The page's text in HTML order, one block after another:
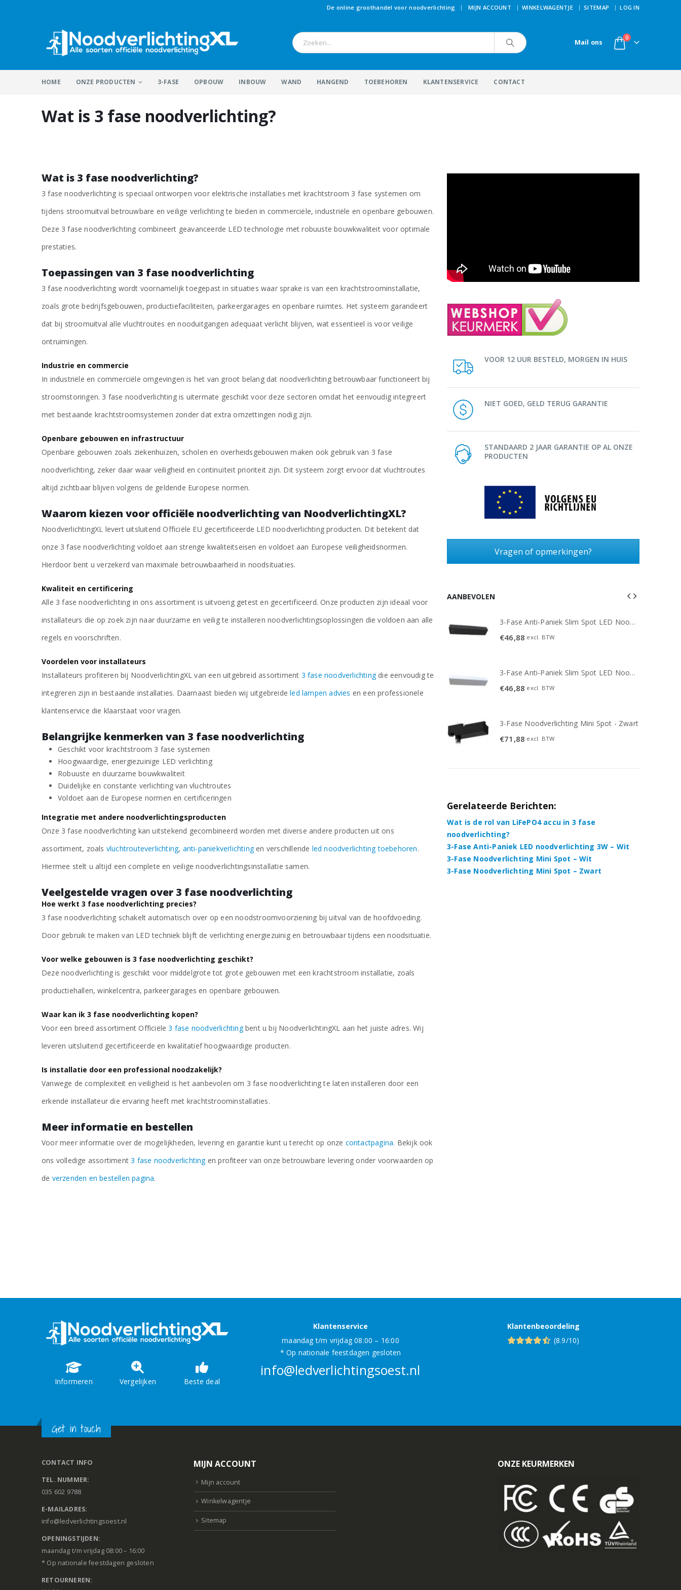
De online groothandel voor noodverlichting | MIJN ACCOUNT WINKELWAGENTJE SITEMAP LOG IN
Mail ons
0
HOME ONZE PRODUCTEN 3-FASE OPBOUW INBOUW WAND HANGEND TOEBEHOREN KLANTENSERVICE CONTACT
Wat is 3 fase noodverlichting?
Wat is 3 fase noodverlichting?
3 fase noodverlichting is speciaal ontworpen voor elektrische installaties met krachtstroom 3 fase systemen om
tijdens stroomuitval betrouwbare en veilige verlichting te bieden in commerciële, industriële en openbare gebouwen.
Deze 3 fase noodverlichting combineert geavanceerde LED technologie met robuuste bouwkwaliteit voor optimale
prestaties.
Toepassingen van 3 fase noodverlichting
3 fase noodverlichting wordt voornamelijk toegepast in situaties waar sprake is van een krachtstroominstallatie,
zoals grote bedrijfsgebouwen, productiefaciliteiten, parkeergarages en openbare ruimtes. Het systeem garandeert
dat bij stroomuitval alle vluchtroutes en nooduitgangen adequaat verlicht blijven, wat essentieel is voor veilige
ontruimingen.
Industrie en commercie
In industriële en commerciële omgevingen is het van groot belang dat noodverlichting betrouwbaar functioneert bij
stroomstoringen. 3 fase noodverlichting is uitermate geschikt voor deze sectoren omdat het eenvoudig integreert
met bestaande krachtstroomsystemen zonder dat extra omzettingen nodig zijn.
Openbare gebouwen en infrastructuur
Openbare gebouwen zoals ziekenhuizen, scholen en overheidsgebouwen maken ook gebruik van 3 fase
noodverlichting, zeker daar waar veiligheid en continuïteit prioriteit zijn. Dit systeem zorgt ervoor dat vluchtroutes
altijd zichtbaar blijven volgens de geldende Europese normen.
Waarom kiezen voor officiële noodverlichting van NoodverlichtingXL?
NoodverlichtingXL levert uitsluitend Officiële EU gecertificeerde LED noodverlichting producten. Dit betekent dat
onze 3 fase noodverlichting voldoet aan strenge kwaliteitseisen en voldoet aan Europese veiligheidsnormen.
Hierdoor bent u verzekerd van maximale betrouwbaarheid in noodsituaties.
Kwaliteit en certificering
Alle 3 fase noodverlichting in ons assortiment is uitvoerig getest en gecertificeerd. Onze producten zijn ideaal voor
installateurs die op zoek zijn naar duurzame en veilig te installeren noodverlichtingsoplossingen die voldoen aan alle
regels en voorschriften.
Voordelen voor installateurs
Installateurs profiteren bij NoodverlichtingXL van een uitgebreid assortiment 3 fase noodverlichtingdie eenvoudig te
integreren zijn in bestaande installaties. Daarnaast bieden wij uitgebreideled lampen advies en een professionele
klantenservice die klaarstaat voor vragen.
Belangrijke kenmerken van 3 fase noodverlichting
Geschikt voor krachtstroom 3 fase systemen
Hoogwaardige, energiezuinige LED verlichting
Robuuste en duurzame bouwkwaliteit
Duidelijke en constante verlichting van vluchtroutes
Voldoet aan de Europese normen en certificeringen
Integratie met andere noodverlichtingsproducten
Onze 3 fase noodverlichting kan uitstekend gecombineerd worden met diverse andere producten uit ons
assortiment, zoals vluchtrouteverlichting, anti-paniekverlichtingen verschillende led noodverlichting toebehoren.
Hiermee stelt u altijd een complete en veilige noodverlichtingsinstallatie samen.
Veelgestelde vragen over 3 fase noodverlichting
Hoe werkt 3 fase noodverlichting precies?
3 fase noodverlichting schakelt automatisch over op een noodstroomvoorziening bij uitval van de hoofdvoeding.
Door gebruik te maken van LED techniek blijft de verlichting energiezuinig en betrouwbaar tijdens een noodsituatie.
Voor welke gebouwen is 3 fase noodverlichting geschikt?
Deze noodverlichting is geschikt voor middelgrote tot grote gebouwen met een krachtstroom installatie, zoals
productiehallen, winkelcentra, parkeergarages en openbare gebouwen.
Waar kan ik 3 fase noodverlichting kopen?
Voor een breed assortiment Officiële3 fase noodverlichtingbent u bij NoodverlichtingXL aan het juiste adres. Wij
leveren uitsluitend gecertificeerde en kwalitatief hoogwaardige producten.
Is installatie door een professional noodzakelijk?
Vanwege de complexiteit en veiligheid is het aanbevolen om 3 fase noodverlichting te laten installeren door een
erkende installateur die ervaring heeft met krachtstroominstallaties.
Meer informatie en bestellen
Voor meer informatie over de mogelijkheden, levering en garantie kunt u terecht op onze contactpagina. Bekijk ook
ons volledige assortiment3 fase noodverlichtingen profiteer van onze betrouwbare levering onder voorwaarden op
de verzenden en bestellen pagina.
VOOR 12 UUR BESTELD, MORGEN IN HUIS
NIET GOED, GELD TERUG GARANTIE
STANDAARD 2 JAAR GARANTIE OP AL ONZE
PRODUCTEN
Vragen of opmerkingen?
AANBEVOLEN
3-Fase Anti-Paniek Slim Spot LED Noodverlichting 3W - Zwart
€46,88
3-Fase Anti-Paniek Slim Spot LED Noodverlichting 3W - Wit
46,88
€71,88 excl. BTW
3-Fase Anti-Paniek Slim Spot LED Noodverlichting 3W - Zwart
€46,88 excl. BTW
3-Fase Anti-Paniek Slim Spot LED Noodverlichting 3W - Wit
€46,88 excl. BTW
3-Fase Noodverlichting Mini Spot - Zwart
€71,88 excl. BTW
Gerelateerde Berichten:
Wat is de rol van LiFePO4 accu in 3 fase
noodverlichting?
3-Fase Anti-Paniek LED noodverlichting 3W – Wit
3-Fase Noodverlichting Mini Spot – Wit
3-Fase Noodverlichting Mini Spot – Zwart
Informeren Vergelijken Beste deal
Klantenservice
maandag t/m vrijdag 08:00 – 16:00
* Op nationale feestdagen gesloten
info@ledverlichtingsoest.nl
Klantenbeoordeling
(8.9/10)
Get in touch
CONTACT INFO
TEL. NUMMER:
035 602 9788
E-MAILADRES:
info@ledverlichtingsoest.nl
OPENINGSTIJDEN:
maandag t/m vrijdag 08:00 – 16:00
* Op nationale feestdagen gesloten
RETOURNEREN:
MIJN ACCOUNT
Mijn account
Winkelwagentje
Sitemap
ONZE KEURMERKEN